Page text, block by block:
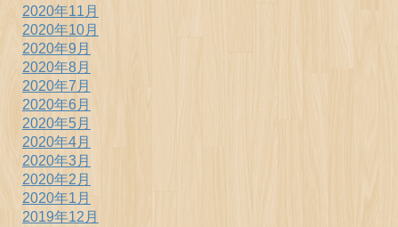
2020年11月
2020年10月
2020年9月
2020年8月
2020年7月
2020年6月
2020年5月
2020年4月
2020年3月
2020年2月
2020年1月
2019年12月